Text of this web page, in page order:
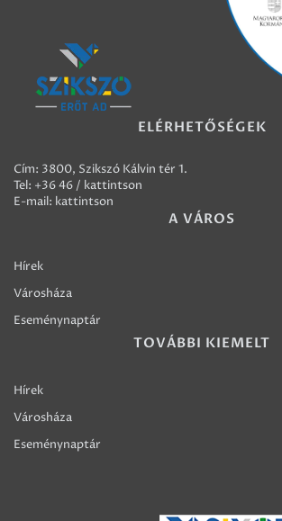
ELÉRHETŐSÉGEK
Cím: 3800, Szikszó Kálvin tér 1.
Tel: +36 46 / kattintson
E-mail: kattintson
A VÁROS
Hírek
Városháza
Eseménynaptár
TOVÁBBI KIEMELT
Hírek
Városháza
Eseménynaptár